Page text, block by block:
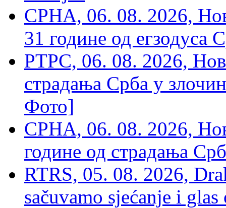
СРНА, 06. 08. 2026,
31 године од егзодуса
РТРС, 06. 08. 2026,
страдања Срба у
Фото]
СРНА, 06. 08. 2026,
године од страдања
RTRS, 05. 08. 2026,
sačuvamo sjećanje i